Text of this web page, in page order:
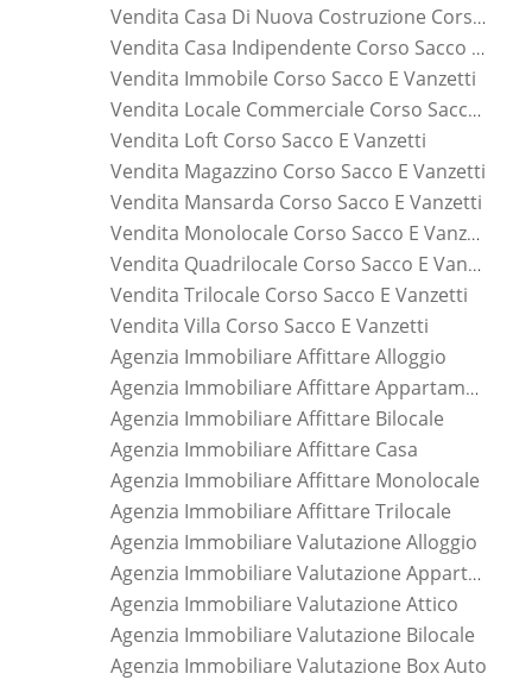
Vendita Casa Di Nuova Costruzione Corso Sacco E Vanzetti
Vendita Casa Indipendente Corso Sacco E Vanzetti
Vendita Immobile Corso Sacco E Vanzetti
Vendita Locale Commerciale Corso Sacco E Vanzetti
Vendita Loft Corso Sacco E Vanzetti
Vendita Magazzino Corso Sacco E Vanzetti
Vendita Mansarda Corso Sacco E Vanzetti
Vendita Monolocale Corso Sacco E Vanzetti
Vendita Quadrilocale Corso Sacco E Vanzetti
Vendita Trilocale Corso Sacco E Vanzetti
Vendita Villa Corso Sacco E Vanzetti
Agenzia Immobiliare Affittare Alloggio
Agenzia Immobiliare Affittare Appartamento
Agenzia Immobiliare Affittare Bilocale
Agenzia Immobiliare Affittare Casa
Agenzia Immobiliare Affittare Monolocale
Agenzia Immobiliare Affittare Trilocale
Agenzia Immobiliare Valutazione Alloggio
Agenzia Immobiliare Valutazione Appartamento
Agenzia Immobiliare Valutazione Attico
Agenzia Immobiliare Valutazione Bilocale
Agenzia Immobiliare Valutazione Box Auto